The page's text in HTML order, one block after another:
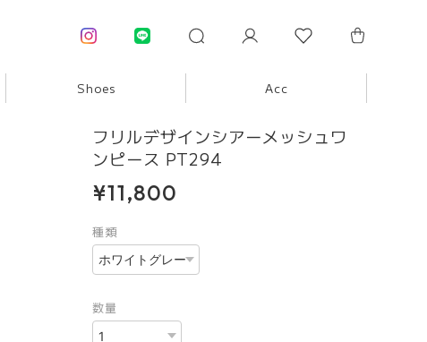
Shoes Acc
フリルデザインシアーメッシュワ
ンピース PT294
¥11,800
種類
数量